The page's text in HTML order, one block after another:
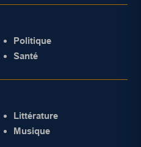
Politique
Santé
Littérature
Musique